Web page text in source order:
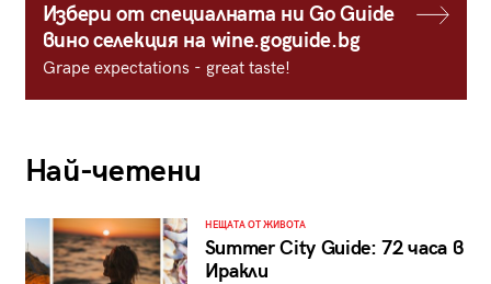
Избери от специалната ни Go Guide
вино селекция на wine.goguide.bg
Grape expectations - great taste!
Най-четени
НЕЩАТА ОТ ЖИВОТА
Summer City Guide: 72 часа в
Иракли